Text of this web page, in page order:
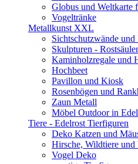
Globus und Weltkarte
Vogeltränke
Metallkunst XXL
Sichtschutzwände und
Skulpturen -
Kaminholzregale und
Hochbeet
Pavillon und Kiosk
Rosenbögen und
Zaun Metall
Möbel Outdoor in
Tiere - Edelrost Tierfiguren
Deko Katzen und
Hirsche, Wildtiere und
Vogel Deko